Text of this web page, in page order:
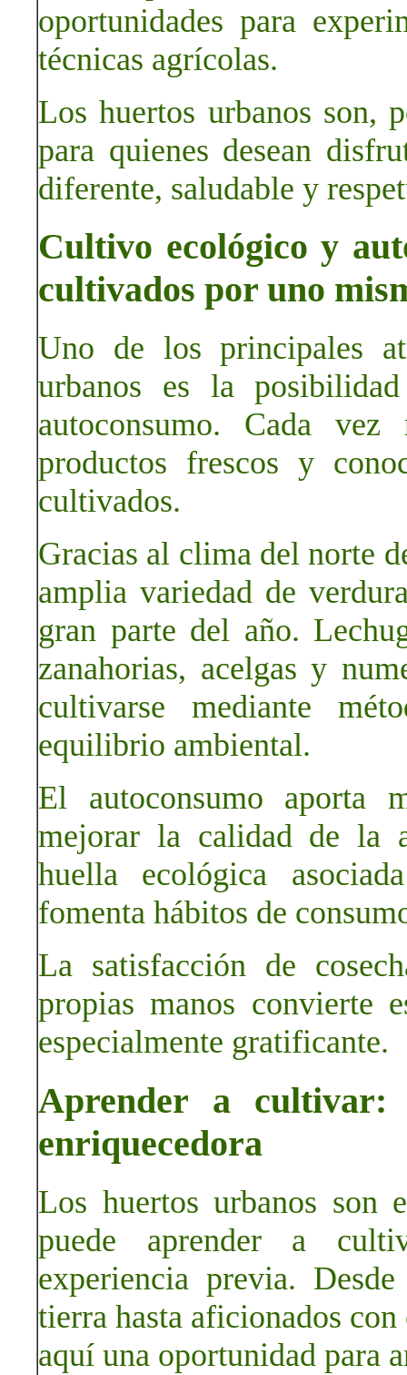
oportunidades para
técnicas agrícolas.
Los huertos urbanos son,
para quienes desean
diferente, saludable y
Cultivo ecológico y
cultivados por uno
Uno de los principales
urbanos es la
autoconsumo. Cada vez
productos frescos y
cultivados.
Gracias al clima del norte
amplia variedad de
gran parte del año.
zanahorias, acelgas y
cultivarse mediante
equilibrio ambiental.
El autoconsumo aporta
mejorar la calidad de la
huella ecológica
fomenta hábitos de
La satisfacción de
propias manos convierte
especialmente gratificante.
Aprender a cultivar:
enriquecedora
Los huertos urbanos son
puede aprender a
experiencia previa.
tierra hasta aficionados
aquí una oportunidad para